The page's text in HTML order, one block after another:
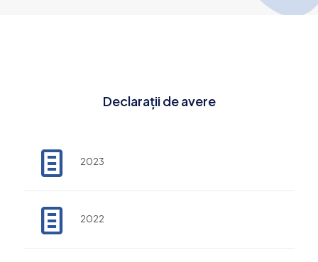
Declarații de avere
2023
2022